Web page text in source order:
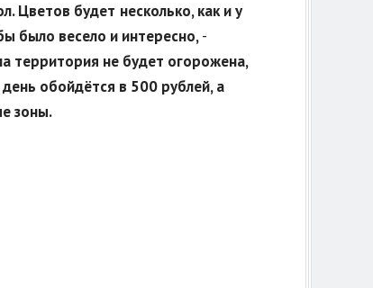
Цветов будет несколько, как и у
было весело и интересно,-
территория не будет огорожена,
обойдётся в 500 рублей, а
зоны.